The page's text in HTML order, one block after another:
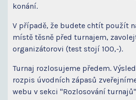
konání.
V případě, že budete chtít použít
místě těsně před turnajem,
organizátorovi (test stojí 100,-).
Turnaj rozlosujeme předem.
rozpis úvodních zápasů
webu v sekci "Rozlosování